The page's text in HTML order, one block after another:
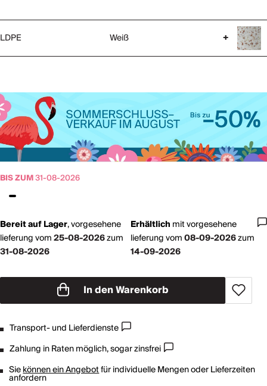
LDPE Weiß +
BIS ZUM31-08-2026
Bereit auf Lager,vorgesehene
lieferung vom25-08-2026zum
31-08-2026
Erhältlich mitvorgesehene
lieferung vom08-09-2026zum
14-09-2026
In den Warenkorb
Transport- und Lieferdienste
Zahlung in Raten möglich, sogar zinsfrei
Siekönnen ein Angebotfür individuelle Mengen oder Lieferzeiten
anfordern